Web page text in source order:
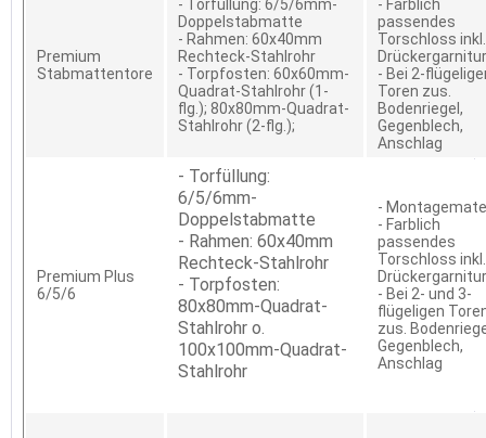
Premium
Stabmattentore
- Torfüllung: 6/5/6mm-
Doppelstabmatte
- Rahmen: 60x40mm
Rechteck-Stahlrohr
- Torpfosten: 60x60mm-
Quadrat-Stahlrohr (1-
flg.); 80x80mm-Quadrat-
Stahlrohr (2-flg.);
- Farblich
passendes
Torschloss inkl.
Drückergarnitur
- Bei 2-
Toren zus.
Bodenriegel,
Gegenblech,
Anschlag
Premium Plus
6/5/6
- Torfüllung:
6/5/6mm-
Doppelstabmatte
- Rahmen: 60x40mm
Rechteck-Stahlrohr
- Torpfosten:
80x80mm-Quadrat-
Stahlrohr o.
100x100mm-Quadrat-
Stahlrohr
-
- Farblich
passendes
Torschloss inkl.
Drückergarnitur
- Bei 2- und 3-
flügeligen
zus.
Gegenblech,
Anschlag